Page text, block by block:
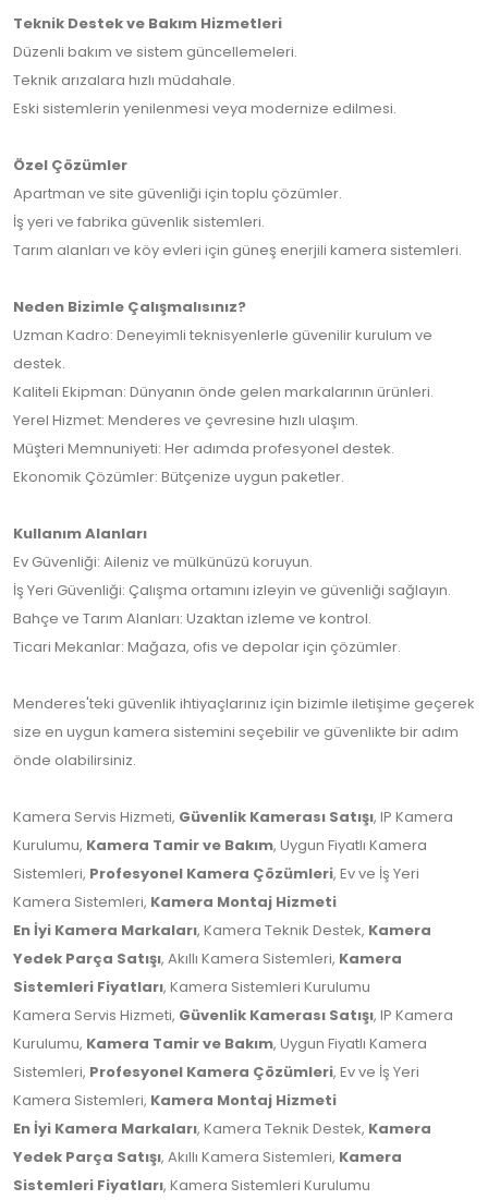
Teknik Destek ve Bakım Hizmetleri
Düzenli bakım ve sistem güncellemeleri.
Teknik arızalara hızlı müdahale.
Eski sistemlerin yenilenmesi veya modernize edilmesi.
Özel Çözümler
Apartman ve site güvenliği için toplu çözümler.
İş yeri ve fabrika güvenlik sistemleri.
Tarım alanları ve köy evleri için güneş enerjili kamera sistemleri.
Neden Bizimle Çalışmalısınız?
Uzman Kadro: Deneyimli teknisyenlerle güvenilir kurulum ve
destek.
Kaliteli Ekipman: Dünyanın önde gelen markalarının ürünleri.
Yerel Hizmet: Menderes ve çevresine hızlı ulaşım.
Müşteri Memnuniyeti: Her adımda profesyonel destek.
Ekonomik Çözümler: Bütçenize uygun paketler.
Kullanım Alanları
Ev Güvenliği: Aileniz ve mülkünüzü koruyun.
İş Yeri Güvenliği: Çalışma ortamını izleyin ve güvenliği sağlayın.
Bahçe ve Tarım Alanları: Uzaktan izleme ve kontrol.
Ticari Mekanlar: Mağaza, ofis ve depolar için çözümler.
Menderes'teki güvenlik ihtiyaçlarınız için bizimle iletişime geçerek
size en uygun kamera sistemini seçebilir ve güvenlikte bir adım
önde olabilirsiniz.
Kamera Servis Hizmeti, Güvenlik Kamerası Satışı, IP Kamera
Kurulumu, Kamera Tamir ve Bakım, Uygun Fiyatlı Kamera
Sistemleri, Profesyonel Kamera Çözümleri, Ev ve İş Yeri
Kamera Sistemleri, Kamera Montaj Hizmeti
En İyi Kamera Markaları, Kamera Teknik Destek, Kamera
Yedek Parça Satışı, Akıllı Kamera Sistemleri, Kamera
Sistemleri Fiyatları, Kamera Sistemleri Kurulumu
Kamera Servis Hizmeti, Güvenlik Kamerası Satışı, IP Kamera
Kurulumu, Kamera Tamir ve Bakım, Uygun Fiyatlı Kamera
Sistemleri, Profesyonel Kamera Çözümleri, Ev ve İş Yeri
Kamera Sistemleri, Kamera Montaj Hizmeti
En İyi Kamera Markaları, Kamera Teknik Destek, Kamera
Yedek Parça Satışı, Akıllı Kamera Sistemleri, Kamera
Sistemleri Fiyatları, Kamera Sistemleri Kurulumu